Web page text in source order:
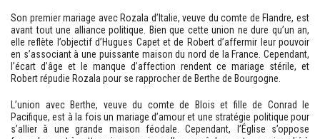
Son premier mariage avec Rozala d’Italie, veuve du comte de Flandre, est
avant tout une alliance politique. Bien que cette union ne dure qu’un an,
elle reflète l’objectif d’Hugues Capet et de Robert d’affermir leur pouvoir
en s’associant à une puissante maison du nord de la France. Cependant,
l’écart d’âge et le manque d’affection rendent ce mariage stérile, et
Robert répudie Rozala pour se rapprocher de Berthe de Bourgogne.
L’union avec Berthe, veuve du comte de Blois et fille de Conrad le
Pacifique, est à la fois un mariage d’amour et une stratégie politique pour
s’allier à une grande maison féodale. Cependant, l’Église s’oppose